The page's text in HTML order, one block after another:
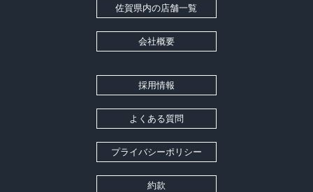
佐賀県内の店舗一覧
会社概要
採用情報
よくある質問
プライバシーポリシー
約款